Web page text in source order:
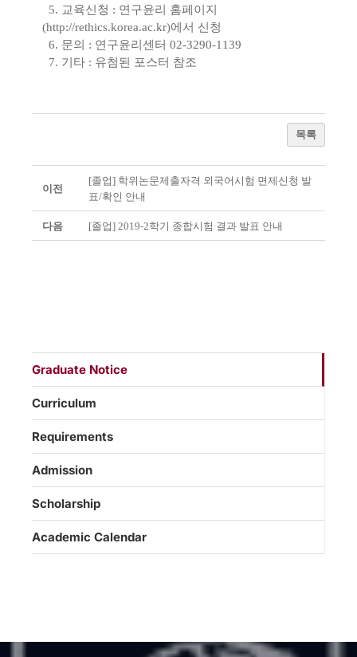
5. 교육신청 : 연구윤리 홈페이지
(http://rethics.korea.ac.kr)에서 신청
6. 문의 : 연구윤리센터 02-3290-1139
7. 기타 : 유첨된 포스터 참조
목록
이전
[졸업] 학위논문제출자격 외국어시험 면제신청 발
표/확인 안내
다음 [졸업] 2019-2학기 종합시험 결과 발표 안내
Graduate Notice
Curriculum
Requirements
Admission
Scholarship
Academic Calendar